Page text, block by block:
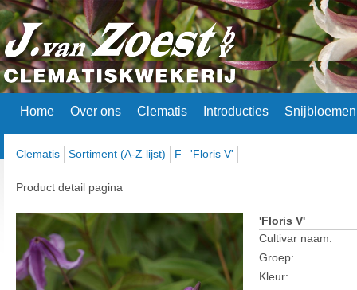
Home Over ons Clematis Introducties Snijbloemen
Clematis Sortiment (A-Z lijst) F 'Floris V'
Product detail pagina
'Floris V'
Cultivar naam:
Groep:
Kleur: